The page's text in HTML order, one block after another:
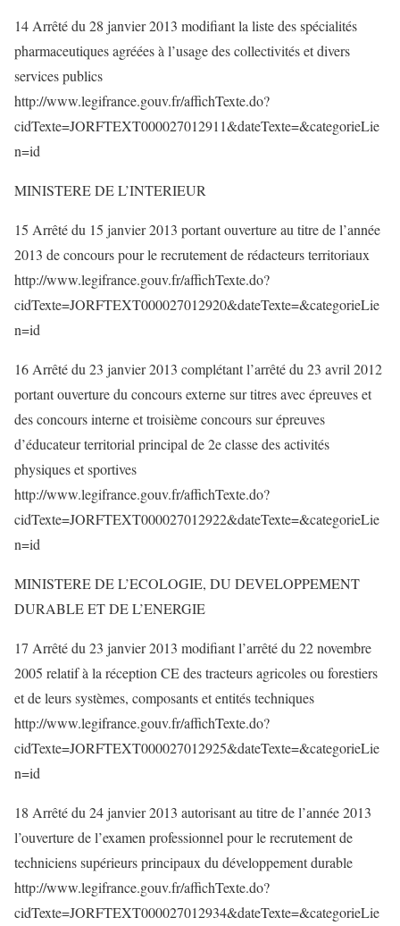
14 Arrêté du 28 janvier 2013 modifiant la liste des spécialités
pharmaceutiques agréées à l’usage des collectivités et divers
services publics
http://www.legifrance.gouv.fr/affichTexte.do?
cidTexte=JORFTEXT000027012911&dateTexte=&categorieLie
n=id
MINISTERE DE L’INTERIEUR
15 Arrêté du 15 janvier 2013 portant ouverture au titre de l’année
2013 de concours pour le recrutement de rédacteurs territoriaux
http://www.legifrance.gouv.fr/affichTexte.do?
cidTexte=JORFTEXT000027012920&dateTexte=&categorieLie
n=id
16 Arrêté du 23 janvier 2013 complétant l’arrêté du 23 avril 2012
portant ouverture du concours externe sur titres avec épreuves et
des concours interne et troisième concours sur épreuves
d’éducateur territorial principal de 2e classe des activités
physiques et sportives
http://www.legifrance.gouv.fr/affichTexte.do?
cidTexte=JORFTEXT000027012922&dateTexte=&categorieLie
n=id
MINISTERE DE L’ECOLOGIE, DU DEVELOPPEMENT
DURABLE ET DE L’ENERGIE
17 Arrêté du 23 janvier 2013 modifiant l’arrêté du 22 novembre
2005 relatif à la réception CE des tracteurs agricoles ou forestiers
et de leurs systèmes, composants et entités techniques
http://www.legifrance.gouv.fr/affichTexte.do?
cidTexte=JORFTEXT000027012925&dateTexte=&categorieLie
n=id
18 Arrêté du 24 janvier 2013 autorisant au titre de l’année 2013
l’ouverture de l’examen professionnel pour le recrutement de
techniciens supérieurs principaux du développement durable
http://www.legifrance.gouv.fr/affichTexte.do?
cidTexte=JORFTEXT000027012934&dateTexte=&categorieLie